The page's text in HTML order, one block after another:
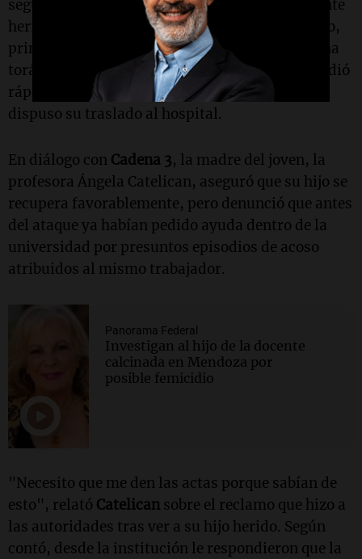
segundos y terminó con el estudiante gravemente
herido, con cortes en distintas partes del cuerpo,
principalmente en uno de sus brazos y en la zona
torácica. Personal de emergencias médicas acudió
rápidamente al lugar, asistió a la víctima y
dispuso su traslado al hospital.
En diálogo con Cadena 3, la madre del joven, la
profesora Ángela Catelican, aseguró que su hijo se
recupera favorablemente, pero denunció que antes
del ataque ya habían pedido ayuda dentro de la
universidad por presuntos episodios de acoso
atribuidos al mismo trabajador.
Panorama Federal
Investigan al hijo de la docente
calcinada en Mendoza por
posible femicidio
"Necesito que me den las actas porque sabían de
esto", relató Catelican sobre el reclamo que hizo a
las autoridades tras ver a su hijo herido. Según
contó, desde la institución le respondieron que la